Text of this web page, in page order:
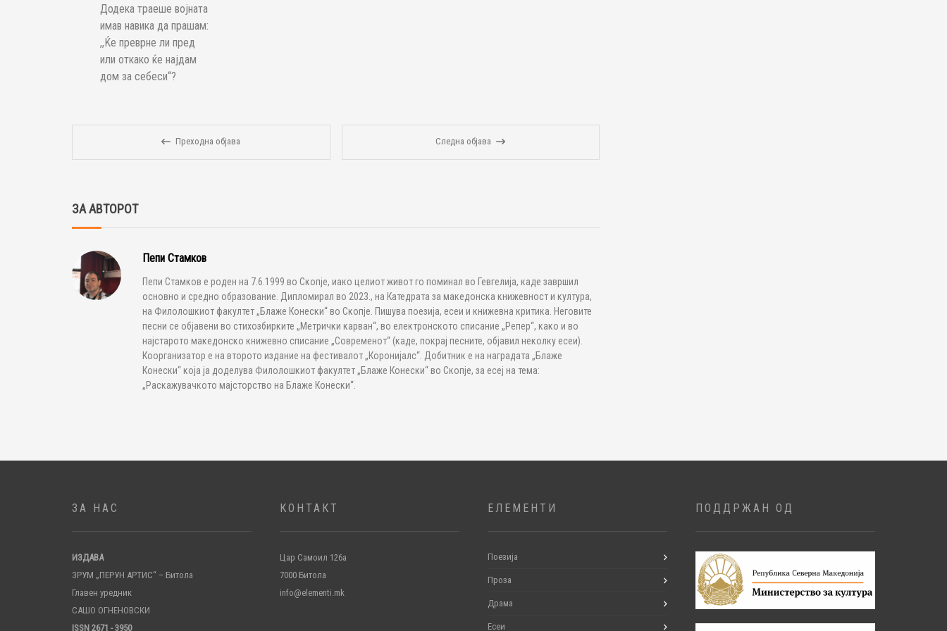
Додека траеше војната
имав навика да прашам:
,,Ќе преврне ли пред
или откако ќе најдам
дом за себеси“?
Преходна објава Следна објава
ЗА АВТОРОТ
Пепи Стамков
Пепи Стамков е роден на 7.6.1999 во Скопје, иако целиот живот го поминал во Гевгелија, каде завршил
основно и средно образование. Дипломирал во 2023., на Катедрата за македонска книжевност и култура,
на Филолошкиот факултет „Блаже Конески“ во Скопје. Пишува поезија, есеи и книжевна критика. Неговите
песни се објавени во стихозбирките „Метрички карван“, во електронското списание „Репер“, како и во
најстарото македонско книжевно списание „Современот“ (каде, покрај песните, објавил неколку есеи).
Коорганизатор е на второто издание на фестивалот „Коронијалс“. Добитник е на наградата „Блаже
Конески“ која ја доделува Филолошкиот факултет „Блаже Конески“ во Скопје, за есеј на тема:
„Раскажувачкото мајсторство на Блаже Конески“.
ЗА НАС
ИЗДАВА
ЗРУМ „ПЕРУН АРТИС“ – Битола
Главен уредник
САШО ОГНЕНОВСКИ
ISSN 2671 - 3950
КОНТАКТ
Цар Самоил 126а
7000 Битола
info@elementi.mk
ЕЛЕМЕНТИ
Поезија
Проза
Драма
Есеи
ПОДДРЖАН ОД